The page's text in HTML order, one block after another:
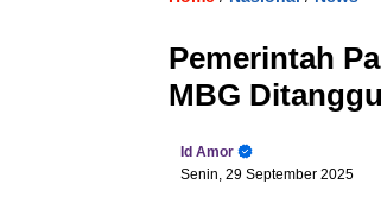
Pemerintah
MBG
Id Amor
Senin, 29 September 2025